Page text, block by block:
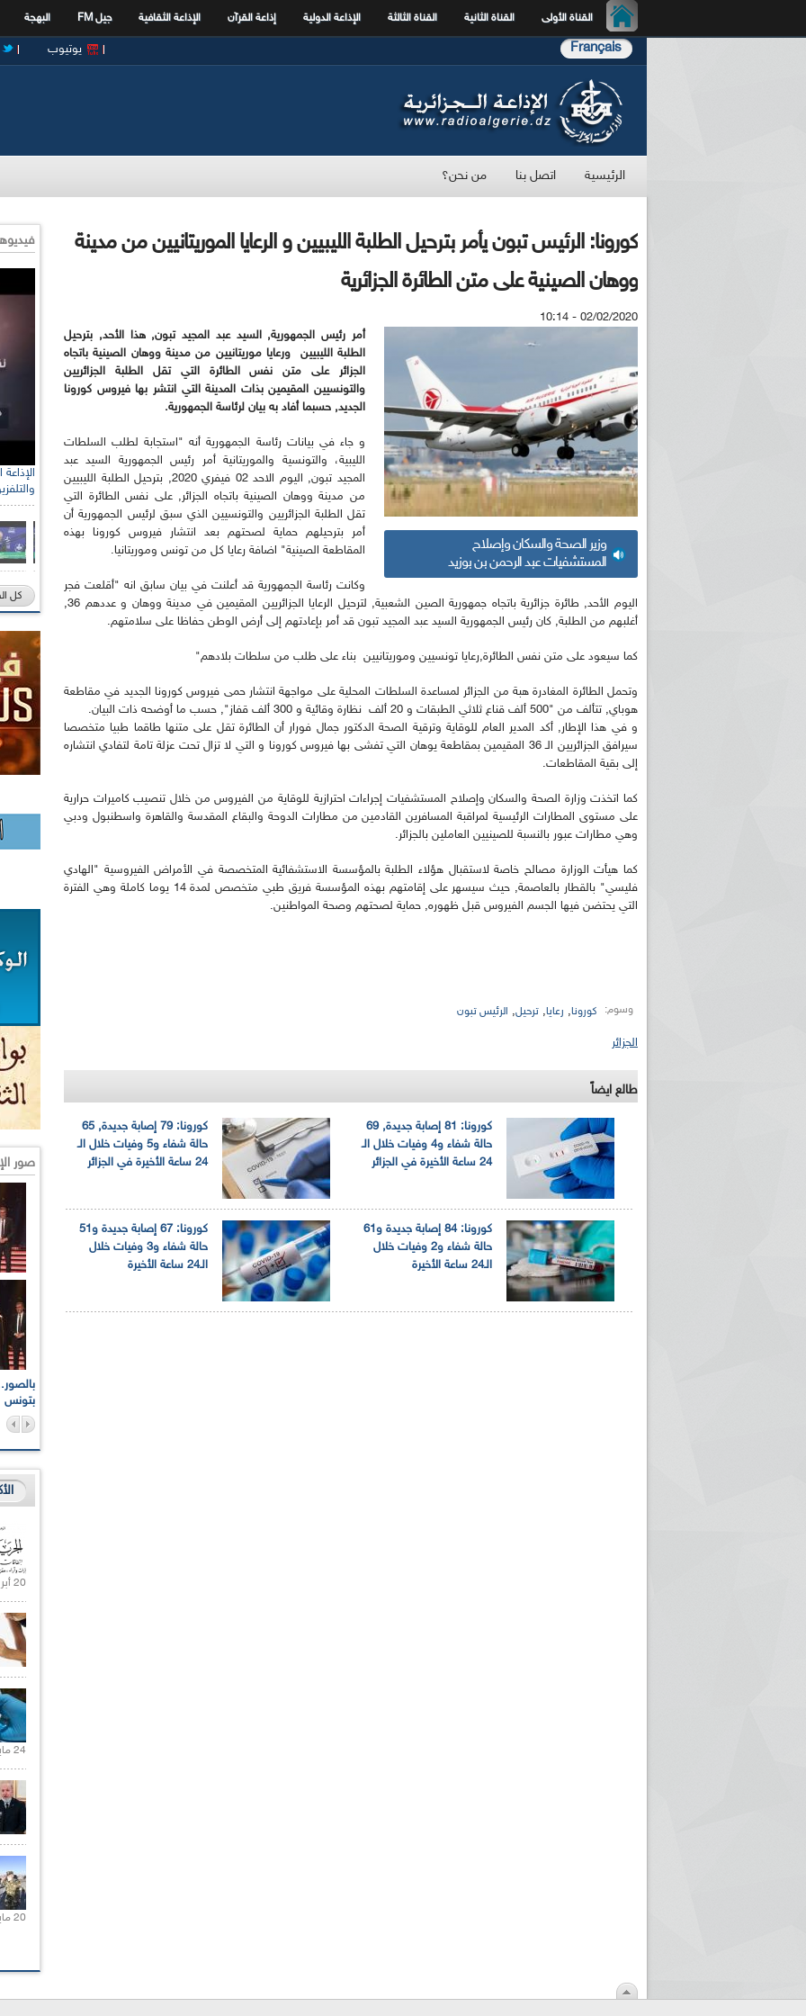
القناة الأولى القناة الثانية القناة الثالثة الإذاعة الدولية إذاعة القرآن الإذاعة الثقافية جيل FM البهجة
Français يوتيوب
الرئيسية اتصل بنا من نحن؟
كورونا: الرئيس تبون يأمر بترحيل الطلبة الليبيين و الرعايا الموريتانيين من مدينة
ووهان الصينية على متن الطائرة الجزائرية
02/02/2020 - 10:14
وزير الصحة والسكان وإصلاح
المستشفيات عبد الرحمن بن بوزيد
أمر رئيس الجمهورية, السيد عبد المجيد تبون, هذا الأحد, بترحيل
الطلبة الليبيين ورعايا موريتانيين من مدينة ووهان الصينية باتجاه
الجزائر على متن نفس الطائرة التي تقل الطلبة الجزائريين
والتونسيين المقيمين بذات المدينة التي انتشر بها فيروس كورونا
الجديد, حسبما أفاد به بيان لرئاسة الجمهورية.
و جاء في بيانات رئاسة الجمهورية أنه "استجابة لطلب السلطات
الليبية، والتونسية والموريتانية أمر رئيس الجمهورية السيد عبد
المجيد تبون, اليوم الاحد 02 فيفري 2020, بترحيل الطلبة الليبيين
من مدينة ووهان الصينية باتجاه الجزائر, على نفس الطائرة التي
تقل الطلبة الجزائريين والتونسيين الذي سبق لرئيس الجمهورية أن
أمر بترحيلهم حماية لصحتهم بعد انتشار فيروس كورونا بهذه
المقاطعة الصينية" اضافة رعايا كل من تونس وموريتانيا.
وكانت رئاسة الجمهورية قد أعلنت في بيان سابق انه "أقلعت فجر
اليوم الأحد, طائرة جزائرية باتجاه جمهورية الصين الشعبية, لترحيل الرعايا الجزائريين المقيمين في مدينة ووهان و عددهم 36,
أغلبهم من الطلبة, كان رئيس الجمهورية السيد عبد المجيد تبون قد أمر بإعادتهم إلى أرض الوطن حفاظا على سلامتهم.
كما سيعود على متن نفس الطائرة,رعايا تونسيين وموريتانيين بناء على طلب من سلطات بلادهم"
وتحمل الطائرة المغادرة هبة من الجزائر لمساعدة السلطات المحلية على مواجهة انتشار حمى فيروس كورونا الجديد في مقاطعة
هوباي, تتألف من "500 ألف قناع ثلاثي الطبقات و 20 ألف نظارة وقائية و 300 ألف قفاز", حسب ما أوضحه ذات البيان.
و في هذا الإطار, أكد المدير العام للوقاية وترقية الصحة الدكتور جمال فورار أن الطائرة تقل على متنها طاقما طبيا متخصصا
سيرافق الجزائريين الـ 36 المقيمين بمقاطعة يوهان التي تفشى بها فيروس كورونا و التي لا تزال تحت عزلة تامة لتفادي انتشاره
إلى بقية المقاطعات.
كما اتخذت وزارة الصحة والسكان وإصلاح المستشفيات إجراءات احترازية للوقاية من الفيروس من خلال تنصيب كاميرات حرارية
على مستوى المطارات الرئيسية لمراقبة المسافرين القادمين من مطارات الدوحة والبقاع المقدسة والقاهرة واسطنبول ودبي
وهي مطارات عبور بالنسبة للصينيين العاملين بالجزائر.
كما هيأت الوزارة مصالح خاصة لاستقبال هؤلاء الطلبة بالمؤسسة الاستشفائية المتخصصة في الأمراض الفيروسية "الهادي
فليسي" بالقطار بالعاصمة, حيث سيسهر على إقامتهم بهذه المؤسسة فريق طبي متخصص لمدة 14 يوما كاملة وهي الفترة
التي يحتضن فيها الجسم الفيروس قبل ظهوره, حماية لصحتهم وصحة المواطنين.
وسوم: كورونا, رعايا, ترحيل, الرئيس تبون
الجزائر
طالع ايضاً
كورونا: 79 إصابة جديدة, 65
حالة شفاء و5 وفيات خلال الـ
24 ساعة الأخيرة في الجزائر
كورونا: 81 إصابة جديدة, 69
حالة شفاء و4 وفيات خلال الـ
24 ساعة الأخيرة في الجزائر
كورونا: 67 إصابة جديدة و51
حالة شفاء و3 وفيات خلال
الـ24 ساعة الأخيرة
كورونا: 84 إصابة جديدة و61
حالة شفاء و2 وفيات خلال
الـ24 ساعة الأخيرة
كل
صور
بتونس
20 أبريل 2021 |
24 مايو 2021 |
20 مايو 2021 |